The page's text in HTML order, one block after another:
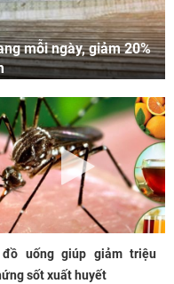
mỗi ngày, giảm 20%
uống giúp giảm triệu
sốt xuất huyết